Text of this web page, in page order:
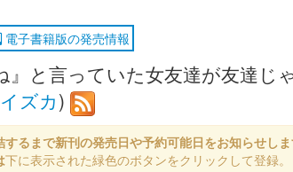
電子書籍版の発売情報
』と言っていた女友達が友達
ズカ)
るまで新刊の発売日や予約可能日をお知らせしま
下に表示された緑色のボタンをクリックして登録。